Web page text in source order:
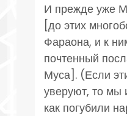
И прежде уже
[до этих
Фараона, и к
почтенный
Муса]. (Если
уверуют, то мы
как погубили